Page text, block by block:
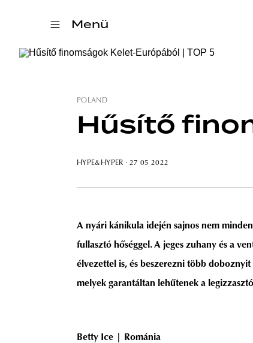
Menü
POLAND
Hűsítő
HYPE&HYPER · 27 05 2022
A nyári kánikula idején sajnos nem
fullasztó hőséggel. A jeges zuhany és a
élvezettel is, és beszerezni több
melyek garantáltan lehűtenek a
Betty Ice | Románia